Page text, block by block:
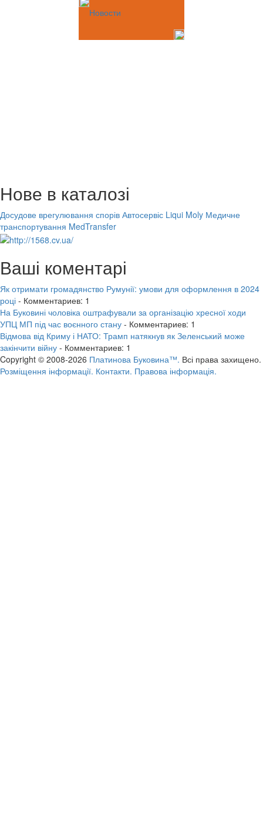
Новости
Нове в каталозі
Досудове врегулювання спорів Автосервіс Liqui Moly Медичне
транспортування MedTransfer
Ваші коментарі
Як отримати громадянство Румунії: умови для оформлення в 2024
році - Комментариев: 1
На Буковині чоловіка оштрафували за організацію хресної ходи
УПЦ МП під час воєнного стану - Комментариев: 1
Відмова від Криму і НАТО: Трамп натякнув як Зеленський може
закінчити війну - Комментариев: 1
Copyright © 2008-2026 Платинова Буковина™. Всі права захищено.
Розміщення інформації. Контакти. Правова інформація.